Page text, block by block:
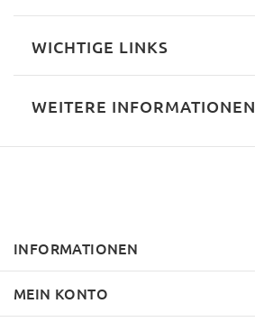
WICHTIGE LINKS
WEITERE INFORMATIONEN
INFORMATIONEN
MEIN KONTO